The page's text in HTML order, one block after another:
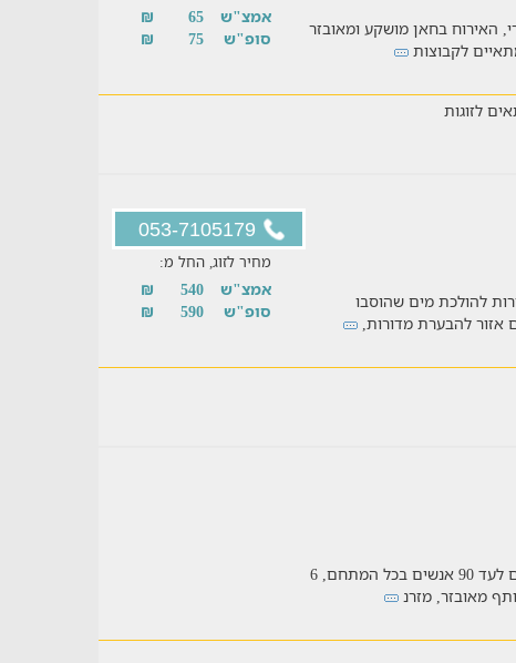
האירוח בחאן מושקע ומאובזר
לקבוצות
אמצ"ש 65
₪
סופ"ש
75
₪
לזוגות
053-7105179
גם 100% אוהל אירוח: 10 צינורות להולכת מים שהוסבו
אזור להבערת מדורות,
מחיר לזוג, החל מ:
אמצ"ש 540
₪
סופ"ש
590
₪
מגוון רב של אוהלי אירוח בלב הנגב עם מקום לעד 90 אנשים בכל המתחם, 6
מאובזר, מזרנ